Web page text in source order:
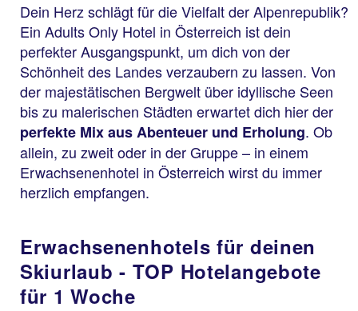
Dein Herz schlägt für die Vielfalt der Alpenrepublik?
Ein Adults Only Hotel in Österreich ist dein
perfekter Ausgangspunkt, um dich von der
Schönheit des Landes verzaubern zu lassen. Von
der majestätischen Bergwelt über idyllische Seen
bis zu malerischen Städten erwartet dich hier der
perfekte Mix aus Abenteuer und Erholung. Ob
allein, zu zweit oder in der Gruppe – in einem
Erwachsenenhotel in Österreich wirst du immer
herzlich empfangen.
Erwachsenenhotels für deinen
Skiurlaub - TOP Hotelangebote
für 1 Woche